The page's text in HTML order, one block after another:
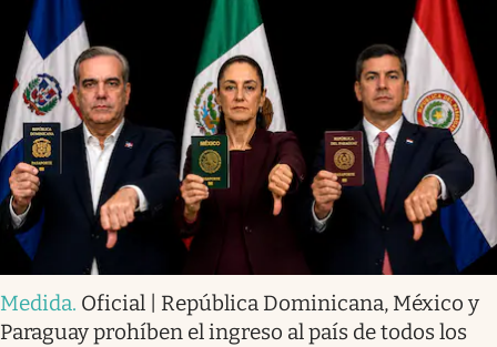
Medida. Oficial | República Dominicana, México y
Paraguay prohíben el ingreso al país de todos los